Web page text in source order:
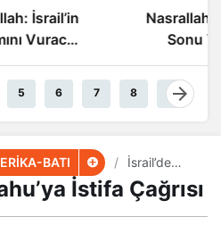
Nasrallah: İsrail’in
Sonu Yakın
5 6 7 8 9
BATI
İsrail’de
Netanyahu’
ya İstifa
İstifa Çağrısı